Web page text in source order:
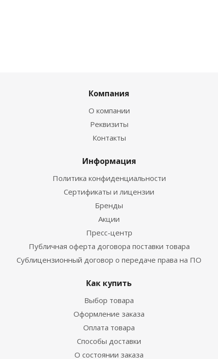
Компания
О компании
Реквизиты
Контакты
Информация
Политика конфиденциальности
Сертификаты и лицензии
Бренды
Акции
Пресс-центр
Публичная оферта договора поставки товара
Сублицензионный договор о передаче права на ПО
Как купить
Выбор товара
Оформление заказа
Оплата товара
Способы доставки
О состоянии заказа